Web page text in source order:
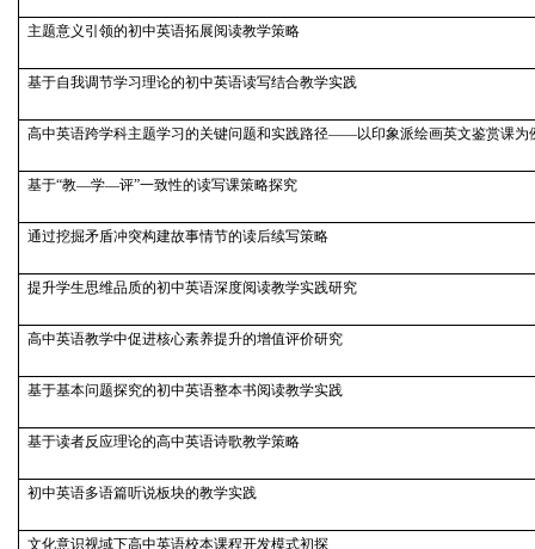
主题意义引领的初中英语拓展阅读教学策略
基于自我调节学习理论的初中英语读写结合教学实践
高中英语跨学科主题学习的关键问题和实践路径——以印象派绘画英文鉴赏课为
基于“教—学—评”一致性的读写课策略探究
通过挖掘矛盾冲突构建故事情节的读后续写策略
提升学生思维品质的初中英语深度阅读教学实践研究
高中英语教学中促进核心素养提升的增值评价研究
基于基本问题探究的初中英语整本书阅读教学实践
基于读者反应理论的高中英语诗歌教学策略
初中英语多语篇听说板块的教学实践
文化意识视域下高中英语校本课程开发模式初探